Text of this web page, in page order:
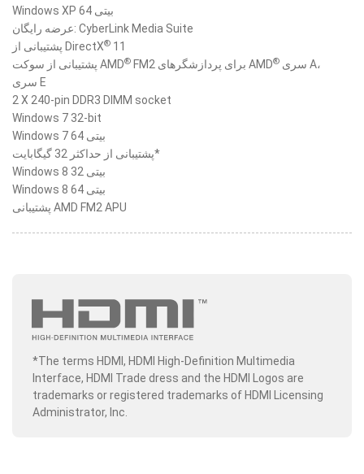
Windows XP 64 بیتی
عرضه رایگان: CyberLink Media Suite
پشتیبانی از DirectX® 11
پشتیبانی از سوکت AMD® FM2 برای پردازشگرهای AMD®
سری E
2 X 240-pin DDR3 DIMM socket
Windows 7 32-bit
Windows 7 64 بیتی
پشتیبانی از حداکثر 32 گیگابایت*
Windows 8 32 بیتی
Windows 8 64 بیتی
پشتیبانی AMD FM2 APU
*The terms HDMI, HDMI High-Definition Multimedia
Interface, HDMI Trade dress and the HDMI Logos are
trademarks or registered trademarks of HDMI Licensing
Administrator, Inc.